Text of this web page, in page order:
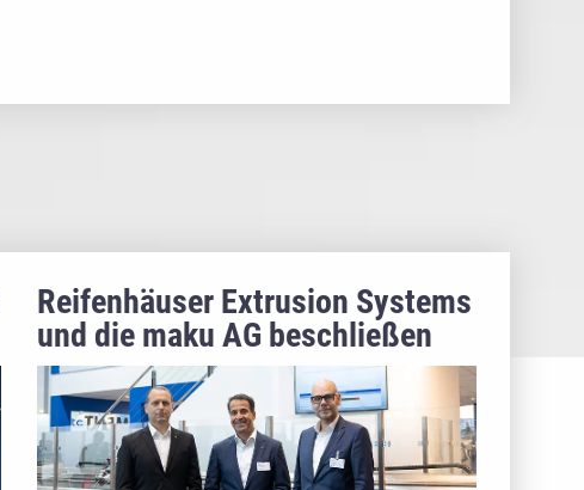
Reifenhäuser Extrusion Systems
und die maku AG beschließen
strategische Partnerschaft für
Automatisierungssystem im
Bereich Breitschlitzdüsen und
Coextrusionsadapter